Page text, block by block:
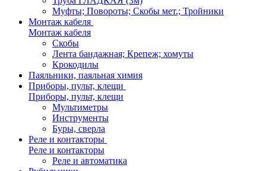
Муфты; Повороты; Скобы мет.; Тройники
Монтаж кабеля
Монтаж кабеля
Скобы
Лента бандажная; Крепеж; хомуты
Крокодилы
Паяльники, паяльная химия
Приборы, пульт, клещи
Приборы, пульт, клещи
Мультиметры
Инструменты
Буры, сверла
Реле и контакторы
Реле и контакторы
Реле и автоматика